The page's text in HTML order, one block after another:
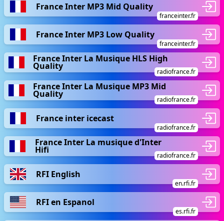
France Inter MP3 Mid Quality
franceinter.fr
France Inter MP3 Low Quality
franceinter.fr
France Inter La Musique HLS High
Quality
radiofrance.fr
France Inter La Musique MP3 Mid
Quality
radiofrance.fr
France inter icecast
radiofrance.fr
France Inter La musique d'Inter
Hifi
radiofrance.fr
RFI English
en.rfi.fr
RFI en Espanol
es.rfi.fr